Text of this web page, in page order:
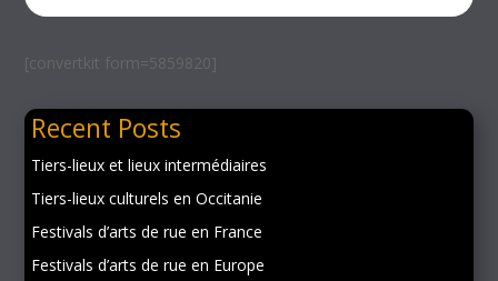
[convertkit form=5859820]
Recent Posts
Tiers-lieux et lieux intermédiaires
Tiers-lieux culturels en Occitanie
Festivals d’arts de rue en France
Festivals d’arts de rue en Europe